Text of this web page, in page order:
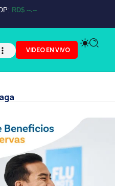
RD$ --.--
VIDEO EN VIVO